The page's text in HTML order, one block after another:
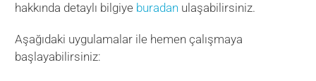
hakkında detaylı bilgiye buradan ulaşabilirsiniz.
Aşağıdaki uygulamalar ile hemen çalışmaya
başlayabilirsiniz: